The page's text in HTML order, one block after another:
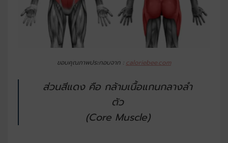
ขอบคุณภาพประกอบจาก : caloriebee.com
ส่วนสีแดง คือ กล้ามเนื้อแกนกลางลำ
ตัว
(Core Muscle)